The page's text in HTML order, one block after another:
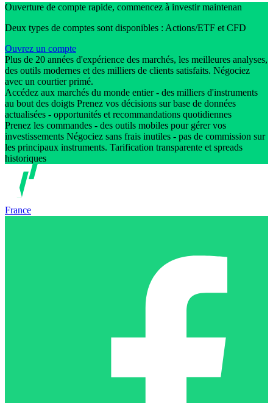
Ouverture de compte rapide, commencez à investir maintenan
Deux types de comptes sont disponibles : Actions/ETF et CFD
Ouvrez un compte
Plus de 20 années d'expérience des marchés, les meilleures analyses,
des outils modernes et des milliers de clients satisfaits. Négociez
avec un courtier primé.
Accédez aux marchés du monde entier - des milliers d'instruments
au bout des doigts Prenez vos décisions sur base de données
actualisées - opportunités et recommandations quotidiennes
Prenez les commandes - des outils mobiles pour gérer vos
investissements Négociez sans frais inutiles - pas de commission sur
les principaux instruments. Tarification transparente et spreads
historiques
France